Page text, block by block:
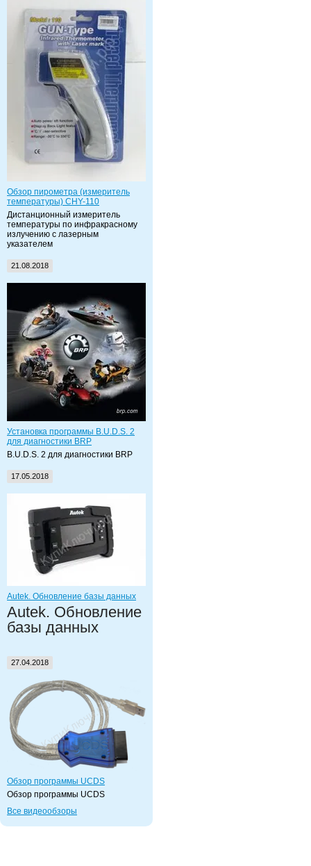
Обзор пирометра (измеритель
температуры) CHY-110
Дистанционный измеритель
температуры по инфракрасному
излучению с лазерным
указателем
21.08.2018
Установка программы B.U.D.S. 2
для диагностики BRP
B.U.D.S. 2 для диагностики BRP
17.05.2018
Autek. Обновление базы данных
Autek. Обновление
базы данных
27.04.2018
Обзор программы UCDS
Обзор программы UCDS
Все видеообзоры